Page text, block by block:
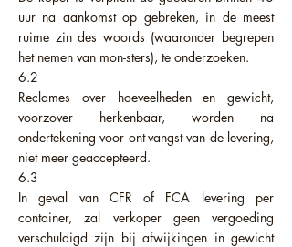
uur na aankomst op gebreken, in de meest
ruime zin des woords (waaronder begrepen
het nemen van mon-sters), te onderzoeken.
6.2
Reclames over hoeveelheden en gewicht,
voorzover herkenbaar, worden na
ondertekening voor ont-vangst van de levering,
niet meer geaccepteerd.
6.3
In geval van CFR of FCA levering per
container, zal verkoper geen vergoeding
verschuldigd zijn bij afwijkingen in gewicht